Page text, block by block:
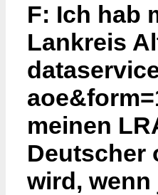
F: Ich hab
Lankreis
meinen
Deutscher
wird,